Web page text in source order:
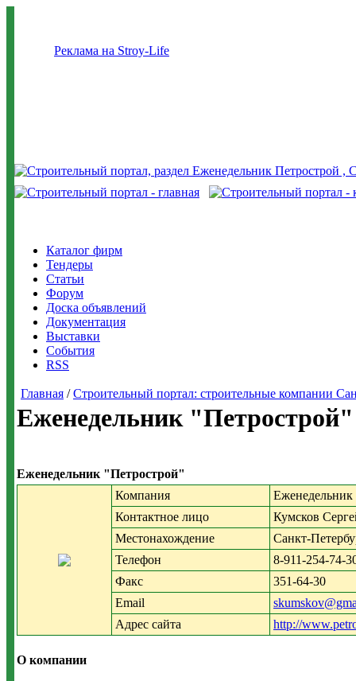
Реклама на Stroy-Life
Каталог фирм
Тендеры
Статьи
Форум
Доска объявлений
Документация
Выставки
События
RSS
Главная /Строительный портал: строительные компании
Еженедельник
Еженедельник "Петрострой"
Компания
Контактное лицо
Кумсков
Местонахождение
Санкт-
Телефон
8-911-254-74-
Факс
351-64-30
Email
Адрес сайта
http://
О компании